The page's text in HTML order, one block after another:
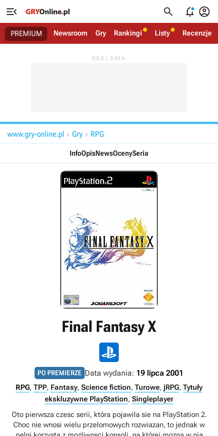
   
PREMIUM Newsroom Gry Rankingi Listy Recenzje
www.gry-online.pl  Gry  RPG
InfoOpisNewsOcenySeria
Final Fantasy X
PO PREMIERZE Data wydania: 19 lipca 2001
RPG, TPP, Fantasy, Science fiction, Turowe, jRPG, Tytuły
ekskluzywne PlayStation, Singleplayer
Oto pierwsza czesc serii, która pojawila sie na PlayStation 2.
Choc nie wnosi wielu przelomowych rozwiazan, to jednak w